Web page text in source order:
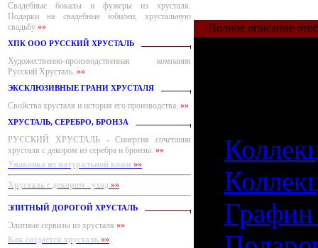
Свадебные бокалы и фужеры из хрусталя.
Подарки на свадебные юбилеи, хрустальную
свадьбу »»
ХПК ООО РУССКИЙ ХРУСТАЛЬ
Художественно-производственная компания
Русский Хрусталь. »»
ЭКСКЛЮЗИВНЫЕ ГРАНИ ХРУСТАЛЯ
Свойства хрусталя и история его производства. »»
ХРУСТАЛЬ, СЕРЕБРО, БРОНЗА
РУССКИЙ ХРУСТАЛЬ - Синергия сочетания
хрусталя с декором из серебра и бронзы. »»
Упаковка из натуральной кожи »»
Хрусталь с декором - уход »»
ЭЛИТНЫЙ ДОРОГОЙ ХРУСТАЛЬ
Элитные сервизы из хрусталя »»
Как создается хрусталь »»
Полное описание